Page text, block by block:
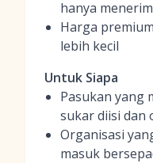
hanya
Harga
lebih kecil
Untuk Siapa
Pasukan yang
sukar diisi dan
Organisasi
masuk